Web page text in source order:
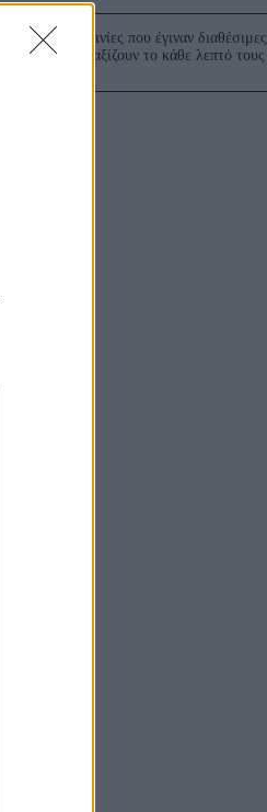
3 ταινίες που έγιναν διαθέσιμες
και αξίζουν το κάθε λεπτό τους